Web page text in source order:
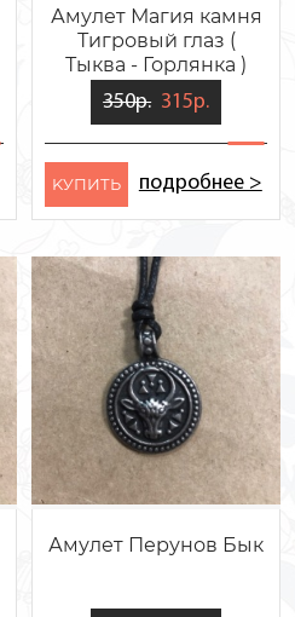
Амулет Магия камня
Тигровый глаз (
Тыква - Горлянка )
350р. 315р.
KУПИТЬ подробнее >
Амулет Перунов Бык